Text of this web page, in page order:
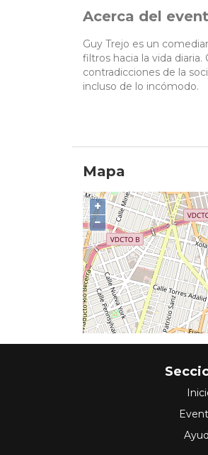
Acerca del
Guy Trejo es un
filtros hacia la vida
contradicciones de la
incluso de lo incómodo.
Mapa
+
−